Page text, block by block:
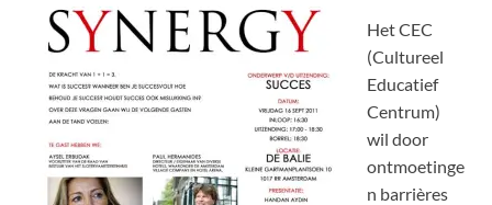
Het CEC
(Cultureel
Educatief
Centrum)
wil door
ontmoetinge
n barrières